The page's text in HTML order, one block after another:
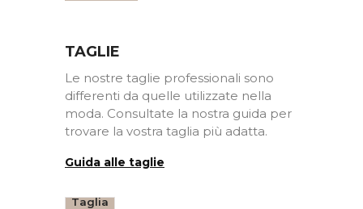
TAGLIE
Le nostre taglie professionali sono
differenti da quelle utilizzate nella
moda. Consultate la nostra guida per
trovare la vostra taglia più adatta.
Guida alle taglie
Taglia